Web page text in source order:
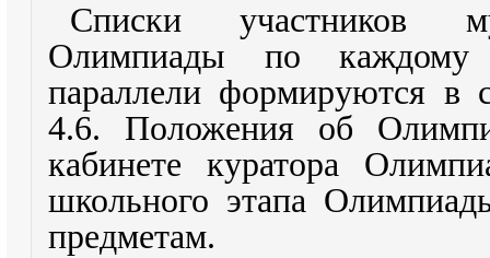
Списки участников
Олимпиады по
параллели формируются в
4.6. Положения об
кабинете куратора
школьного этапа
предметам.